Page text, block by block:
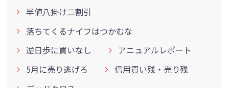
半値八掛け二割引
落ちてくるナイフはつかむな
逆日歩に買いなし
アニュアルレポート
5月に売り逃げろ
信用買い残・売り残